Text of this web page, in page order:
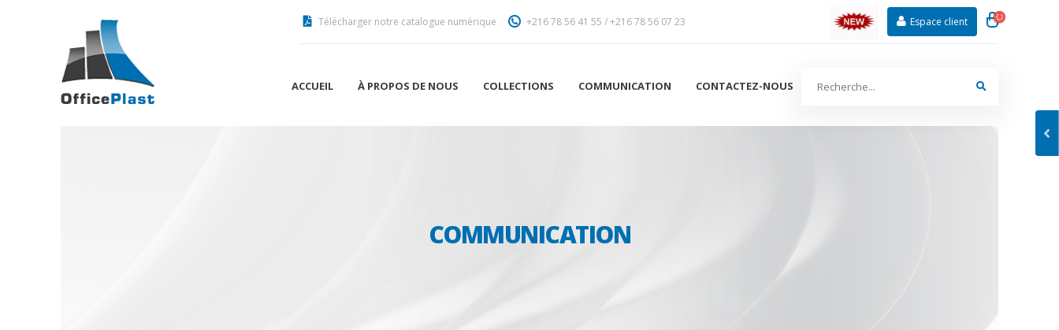
Télécharger notre catalogue numérique +216 78 56 41 55 /+216 78 56 07 23 Espace client
ACCUEIL À PROPOS DE NOUS COLLECTIONS COMMUNICATION CONTACTEZ-NOUS
COMMUNICATION